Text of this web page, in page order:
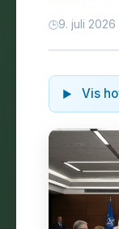
9. juli 2026
Vis